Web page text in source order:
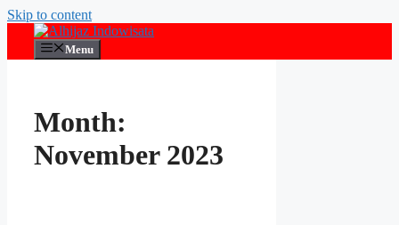
Skip to content
Menu
Month:
November 2023